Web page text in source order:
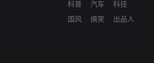
科普
国风
汽车
搞笑
科技
出品人